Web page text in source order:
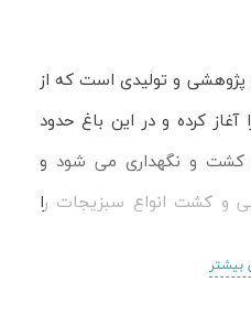
پژوهشی و تولیدی است که از
خود را آغاز کرده و در این باغ حدود
کشت و نگهداری می شود و
و کشت انواع سبزیجات را
بیشتر